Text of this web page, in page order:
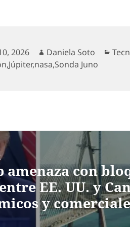
2026 Autor
Daniela Soto
,Júpiter,nasa,Sonda Juno
amenaza con
EE. UU. y
y